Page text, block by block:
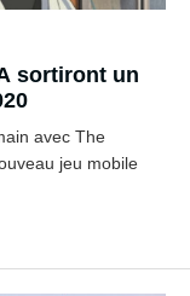
sortiront un
avec The
jeu mobile